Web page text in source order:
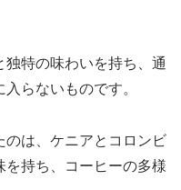
特の味わいを持ち、通
らないものです。
のは、ケニアとコロンビ
を持ち、コーヒーの多様